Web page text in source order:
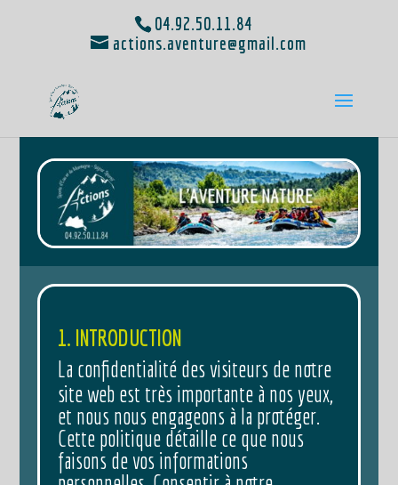
04.92.50.11.84
actions.aventure@gmail.com
1. INTRODUCTION
La confidentialité des visiteurs de notre
site web est très importante à nos yeux,
et nous nous engageons à la protéger.
Cette politique détaille ce que nous
faisons de vos informations